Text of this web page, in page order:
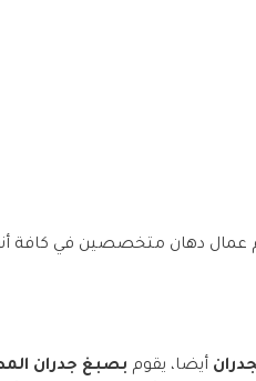
دهان متخصصين في كافة
أيضا، يقوم بصبغ جدران